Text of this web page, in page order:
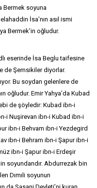
Bermek soyuna
İsa’nın asıl ismi
Bermek’in oğludur.
eserinde İsa Beglu taifesine
de Şemsikiler diyorlar.
Bu soydan gelenlere de
oğludur. Emir Yahya’da Kubad
de şöyledir: Kubad ibn-i
i Nuşirevan ibn-i Kubad ibn-i
ibn-i Behvam ibn-i Yezdegird
ibn-i Behram ibn-i Şapur ibn-i
ibn-i Şapur ibn-i Erdeşir
soyundandır. Abdurrezak bin
Dımıli soyunun